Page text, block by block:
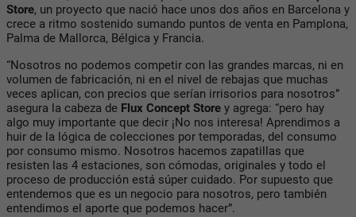
Store, un proyecto que nació hace unos dos años en Barcelona y
crece a ritmo sostenido sumando puntos de venta en Pamplona,
Palma de Mallorca, Bélgica y Francia.
“Nosotros no podemos competir con las grandes marcas, ni en
volumen de fabricación, ni en el nivel de rebajas que muchas
veces aplican, con precios que serían irrisorios para nosotros”
asegura la cabeza de Flux Concept Store y agrega: “pero hay
algo muy importante que decir ¡No nos interesa! Aprendimos a
huir de la lógica de colecciones por temporadas, del consumo
por consumo mismo. Nosotros hacemos zapatillas que
resisten las 4 estaciones, son cómodas, originales y todo el
proceso de producción está súper cuidado. Por supuesto que
entendemos que es un negocio para nosotros, pero también
entendimos el aporte que podemos hacer”.